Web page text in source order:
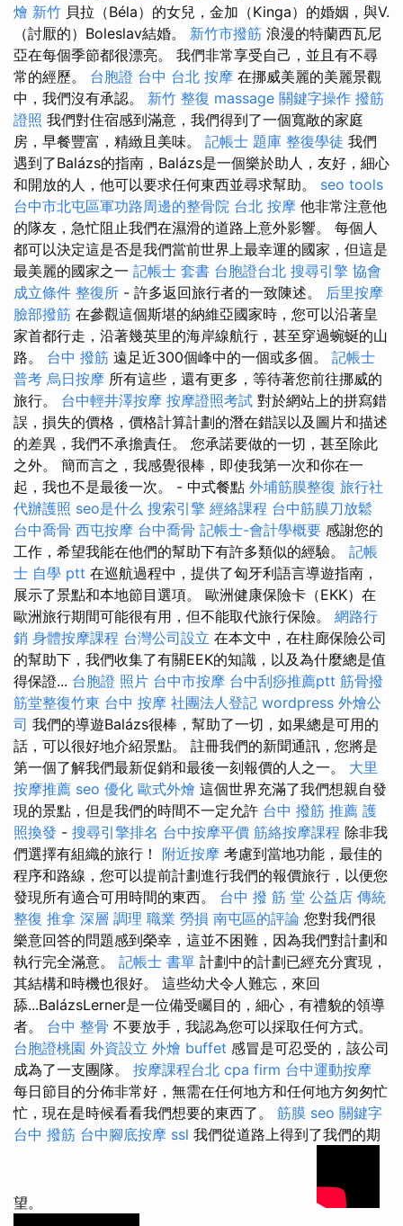
燴 新竹 貝拉（Béla）的女兒，金加（Kinga）的婚姻，與V.
（討厭的）Boleslav結婚。 新竹市撥筋 浪漫的特蘭西瓦尼
亞在每個季節都很漂亮。 我們非常享受自己，並且有不尋
常的經歷。 台胞證 台中 台北 按摩 在挪威美麗的美麗景觀
中，我們沒有承認。 新竹 整復 massage 關鍵字操作 撥筋
證照 我們對住宿感到滿意，我們得到了一個寬敞的家庭
房，早餐豐富，精緻且美味。 記帳士 題庫 整復學徒 我們
遇到了Balázs的指南，Balázs是一個樂於助人，友好，細心
和開放的人，他可以要求任何東西並尋求幫助。 seo tools
台中市北屯區軍功路周邊的整骨院 台北 按摩 他非常注意他
的隊友，急忙阻止我們在濕滑的道路上意外影響。 每個人
都可以決定這是否是我們當前世界上最幸運的國家，但這是
最美麗的國家之一 記帳士 套書 台胞證台北 搜尋引擎 協會
成立條件 整復所 - 許多返回旅行者的一致陳述。 后里按摩
臉部撥筋 在參觀這個斯堪的納維亞國家時，您可以沿著皇
家首都行走，沿著幾英里的海岸線航行，甚至穿過蜿蜒的山
路。 台中 撥筋 遠足近300個峰中的一個或多個。 記帳士
普考 烏日按摩 所有這些，還有更多，等待著您前往挪威的
旅行。 台中輕井澤按摩 按摩證照考試 對於網站上的拼寫錯
誤，損失的價格，價格計算計劃的潛在錯誤以及圖片和描述
的差異，我們不承擔責任。 您承諾要做的一切，甚至除此
之外。 簡而言之，我感覺很棒，即使我第一次和你在一
起，我也不是最後一次。 - 中式餐點 外埔筋膜整復 旅行社
代辦護照 seo是什么 搜索引擎 經絡課程 台中筋膜刀放鬆
台中喬骨 西屯按摩 台中喬骨 記帳士-會計學概要 感謝您的
工作，希望我能在他們的幫助下有許多類似的經驗。 記帳
士 自學 ptt 在巡航過程中，提供了匈牙利語言導遊指南，
展示了景點和本地節目選項。 歐洲健康保險卡（EKK）在
歐洲旅行期間可能很有用，但不能取代旅行保險。 網路行
銷 身體按摩課程 台灣公司設立 在本文中，在柱廊保險公司
的幫助下，我們收集了有關EEK的知識，以及為什麼總是值
得保證... 台胞證 照片 台中市按摩 台中刮痧推薦ptt 筋骨撥
筋堂整復竹東 台中 按摩 社團法人登記 wordpress 外燴公
司 我們的導遊Balázs很棒，幫助了一切，如果總是可用的
話，可以很好地介紹景點。 註冊我們的新聞通訊，您將是
第一個了解我們最新促銷和最後一刻報價的人之一。 大里
按摩推薦 seo 優化 歐式外燴 這個世界充滿了我們想親自發
現的景點，但是我們的時間不一定允許 台中 撥筋 推薦 護
照換發 - 搜尋引擎排名 台中按摩平價 筋絡按摩課程 除非我
們選擇有組織的旅行！ 附近按摩 考慮到當地功能，最佳的
程序和路線，您可以提前計劃進行我們的報價旅行，以便您
發現所有適合可用時間的東西。 台中 撥 筋 堂 公益店 傳統
整復 推拿 深層 調理 職業 勞損 南屯區的評論 您對我們很
樂意回答的問題感到榮幸，這並不困難，因為我們對計劃和
執行完全滿意。 記帳士 書單 計劃中的計劃已經充分實現，
其結構和時機也很好。 這些幼犬令人難忘，來回
舔...BalázsLerner是一位備受矚目的，細心，有禮貌的領導
者。 台中 整骨 不要放手，我認為您可以採取任何方式。
台胞證桃園 外資設立 外燴 buffet 感冒是可忍受的，該公司
成為了一支團隊。 按摩課程台北 cpa firm 台中運動按摩
每日節目的分佈非常好，無需在任何地方和任何地方匆匆忙
忙，現在是時候看看我們想要的東西了。 筋膜 seo 關鍵字
台中 撥筋 台中腳底按摩 ssl 我們從道路上得到了我們的期
望。